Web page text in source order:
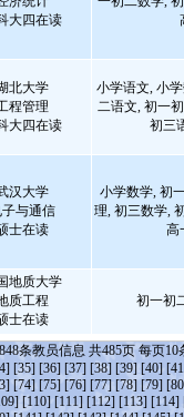
大四在读
北大学
程管理
大四在读
小学语文, 小
二语文, 初一
初三
汉大学
与通信
士在读
小学数学, 初
理, 初三数学,
高
地质大学
质工程
士在读
初一初
条教员信息 共485页 每页10
[35] [36] [37] [38] [39] [40]
[74] [75] [76] [77] [78] [79]
[110] [111] [112] [113] [114]